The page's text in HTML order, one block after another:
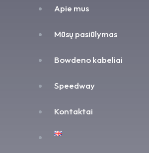
Apie mus
Mūsų pasiūlymas
Bowdeno kabeliai
Speedway
Kontaktai